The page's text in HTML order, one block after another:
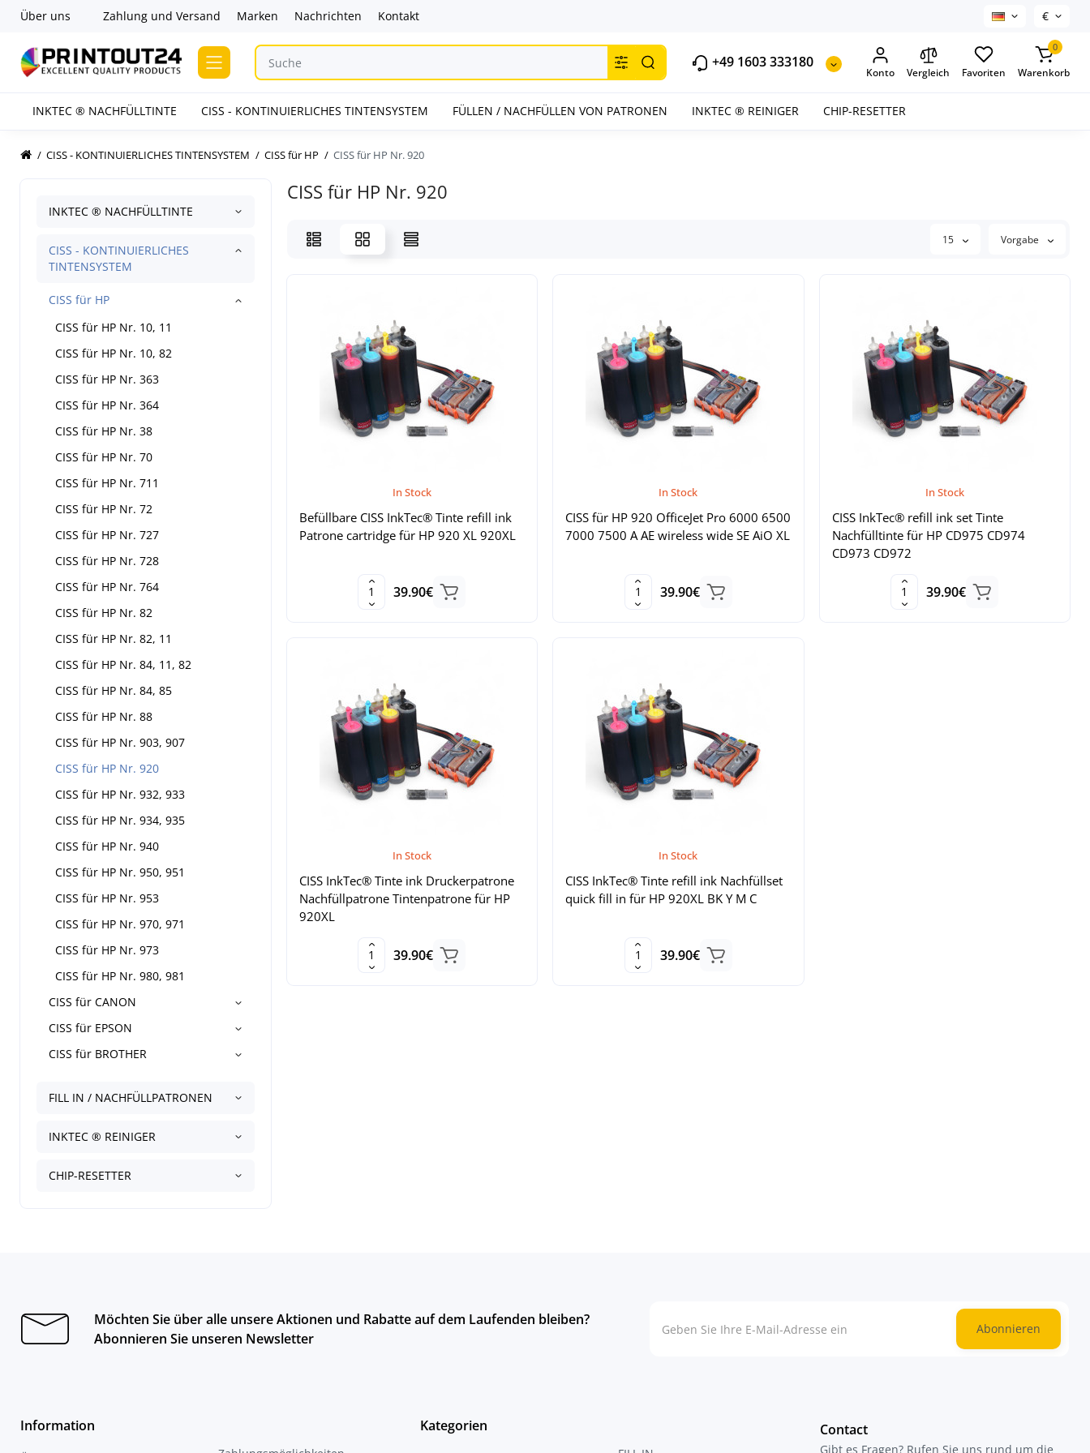
Über uns Zahlung und Versand Marken Nachrichten Kontakt €
+49 1603 333180
Konto Vergleich Favoriten
0
Warenkorb
INKTEC ® NACHFÜLLTINTE CISS - KONTINUIERLICHES TINTENSYSTEM FÜLLEN / NACHFÜLLEN VON PATRONEN INKTEC ® REINIGER CHIP-RESETTER
CISS - KONTINUIERLICHES TINTENSYSTEM CISS für HP CISS für HP Nr. 920
INKTEC ® NACHFÜLLTINTE
CISS - KONTINUIERLICHES
TINTENSYSTEM
CISS für HP
CISS für HP Nr. 10, 11
CISS für HP Nr. 10, 82
CISS für HP Nr. 363
CISS für HP Nr. 364
CISS für HP Nr. 38
CISS für HP Nr. 70
CISS für HP Nr. 711
CISS für HP Nr. 72
CISS für HP Nr. 727
CISS für HP Nr. 728
CISS für HP Nr. 764
CISS für HP Nr. 82
CISS für HP Nr. 82, 11
CISS für HP Nr. 84, 11, 82
CISS für HP Nr. 84, 85
CISS für HP Nr. 88
CISS für HP Nr. 903, 907
CISS für HP Nr. 920
CISS für HP Nr. 932, 933
CISS für HP Nr. 934, 935
CISS für HP Nr. 940
CISS für HP Nr. 950, 951
CISS für HP Nr. 953
CISS für HP Nr. 970, 971
CISS für HP Nr. 973
CISS für HP Nr. 980, 981
CISS für CANON
CISS für EPSON
CISS für BROTHER
FILL IN / NACHFÜLLPATRONEN
INKTEC ® REINIGER
CHIP-RESETTER
CISS für HP Nr. 920
15 Vorgabe
In Stock
Befüllbare CISS InkTec® Tinte refill ink
Patrone cartridge für HP 920 XL 920XL
39.90€
In Stock
CISS für HP 920 OfficeJet Pro 6000 6500
7000 7500 A AE wireless wide SE AiO XL
39.90€
In Stock
CISS InkTec® refill ink set Tinte
Nachfülltinte für HP CD975 CD974
CD973 CD972
39.90€
In Stock
CISS InkTec® Tinte ink Druckerpatrone
Nachfüllpatrone Tintenpatrone für HP
920XL
39.90€
In Stock
CISS InkTec® Tinte refill ink Nachfüllset
quick fill in für HP 920XL BK Y M C
39.90€
Möchten Sie über alle unsere Aktionen und Rabatte auf dem Laufenden bleiben?
Abonnieren Sie unseren Newsletter
Abonnieren
Information Kategorien Contact
Gibt es Fragen? Rufen Sie uns rund um die